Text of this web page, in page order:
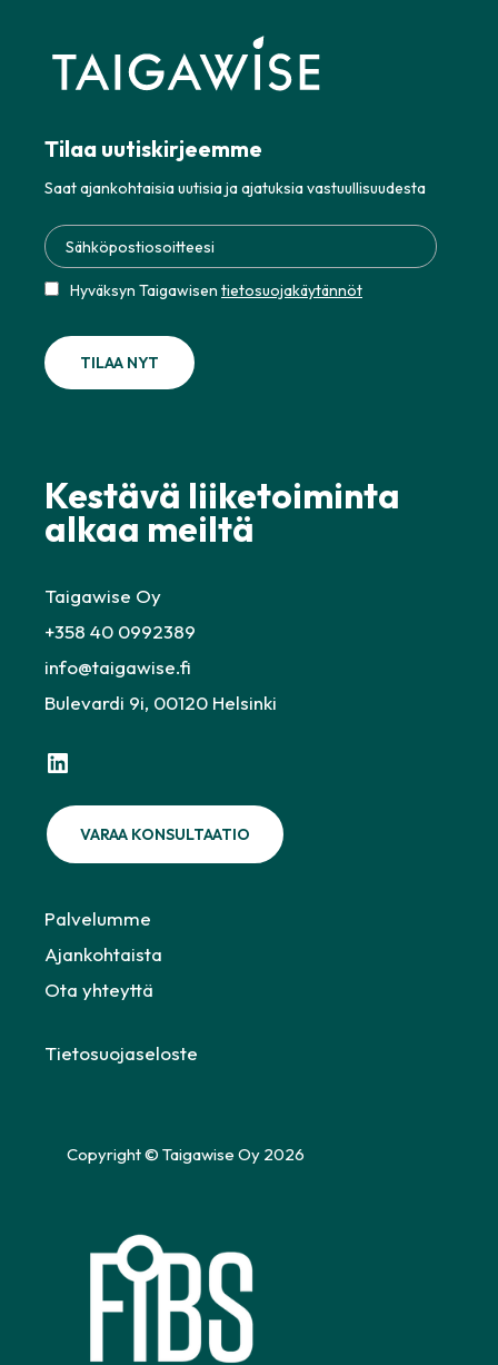
Tilaa uutiskirjeemme
Saat ajankohtaisia uutisia ja ajatuksia vastuullisuudesta
Hyväksyn Taigawisen tietosuojakäytännöt
Kestävä liiketoiminta
alkaa meiltä
Taigawise Oy
+358 40 0992389
info@taigawise.fi
Bulevardi 9i, 00120 Helsinki
LinkedIn
VARAA KONSULTAATIO
Palvelumme
Ajankohtaista
Ota yhteyttä
Tietosuojaseloste
Copyright © Taigawise Oy 2026